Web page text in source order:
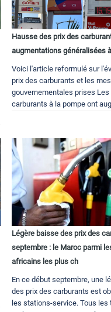
Hausse des prix des
augmentations généralisées
Voici l'article reformulé sur
prix des carburants et les
gouvernementales prises Les
carburants à la pompe ont
Légère baisse des prix des
septembre : le Maroc parmi
africains les plus ch
En ce début septembre, une
des prix des carburants est
les stations-service. Tous les